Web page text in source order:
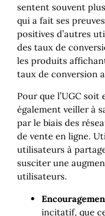
sentent souvent
qui a fait ses
positives d’autres
des taux de
les produits
taux de conversion
Pour que l’UGC
également veiller à
par le biais des
de vente en ligne.
utilisateurs à
susciter une
utilisateurs.
incitatif, que